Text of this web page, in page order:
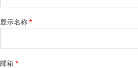
显示名称*
邮箱*